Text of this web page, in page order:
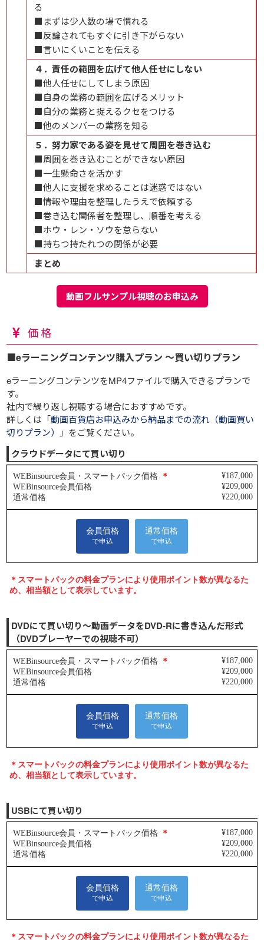
る
■まずは少人数の場で慣れる
■反論されてもすぐに引き下がらない
■言いにくいことを伝える
４．責任の範囲を広げて他人任せにしない
■他人任せにしてしまう原因
■自身の業務の範囲を広げるメリット
■自分の業務と捉えるクセをつける
■他のメンバーの業務を知る
５．努力家である姿を見せて周囲を巻き込む
■周囲を巻き込むことができない原因
■一生懸命さを活かす
■他人に支援を求めることは迷惑ではない
■情報や理由を整理したうえで依頼する
■巻き込む関係者を整理し、順番を考える
■ホウ・レン・ソウを怠らない
■持ちつ持たれつの関係が必要
まとめ
動画フルサンプル視聴のお申込み
価格
■eラーニングコンテンツ購入プラン ～買い切りプラン
eラーニングコンテンツをMP4ファイルで購入できるプランで
す。
社内で繰り返し視聴する場合におすすめです。
詳しくは「動画百貨店お申込みから納品までの流れ（動画買い
切りプラン）
」をご覧ください。
クラウドデータにて買い切り
DVDにて買い切り～動画データをDVD-Rに書き込んだ形式
（DVDプレーヤーでの視聴不可）
USBにて買い切り